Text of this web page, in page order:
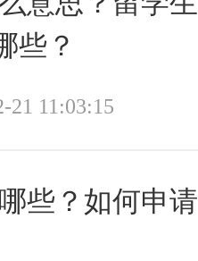
些？
21 11:03:15
些？如何申请